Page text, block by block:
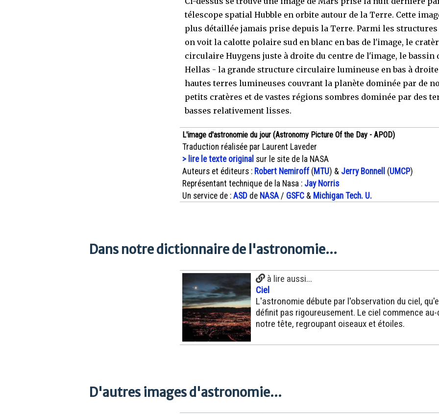
télescope spatial Hubble en orbite autour de la Terre. Cette
plus détaillée jamais prise depuis la Terre. Parmi les
on voit la calotte polaire sud en blanc en bas de l'image, le
circulaire Huygens juste à droite du centre de l'image, le bassin
Hellas - la grande structure circulaire lumineuse en bas à droite
hautes terres lumineuses couvrant la planète dominée par de
petits cratères et de vastes régions sombres dominée par des
basses relativement lisses.
L'image d'astronomie du jour (Astronomy Picture Of the Day - APOD)
Traduction réalisée par Laurent Laveder
> lire le texte original sur le site de la NASA
Auteurs et éditeurs : Robert Nemiroff(MTU) & Jerry Bonnell (UMCP)
Représentant technique de la Nasa : Jay Norris
Un service de : ASD de NASA / GSFC & Michigan Tech. U.
Dans notre dictionnaire de l'astronomie...
à lire aussi...
Ciel
L'astronomie débute par l'observation du ciel,
définit pas rigoureusement. Le ciel commence
notre tête, regroupant oiseaux et étoiles.
D'autres images d'astronomie...